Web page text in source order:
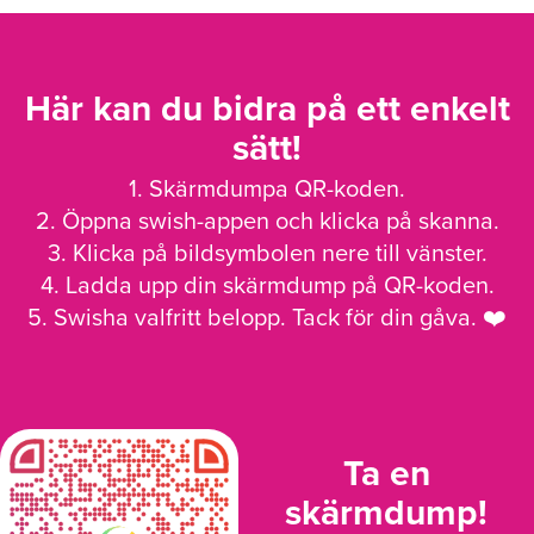
Här kan du bidra på ett enkelt
sätt!
1. Skärmdumpa QR-koden.
2. Öppna swish-appen och klicka på skanna.
3. Klicka på bildsymbolen nere till vänster.
4. Ladda upp din skärmdump på QR-koden.
5. Swisha valfritt belopp. Tack för din gåva. ❤️
Ta en
skärmdump!